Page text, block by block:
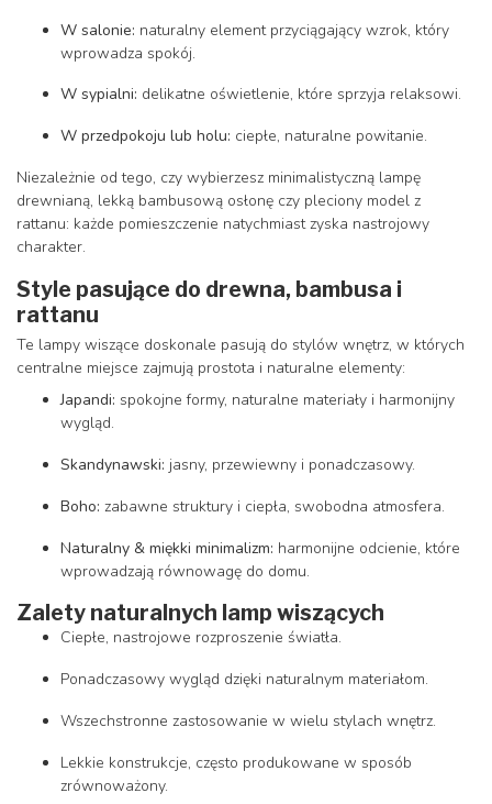
W salonie: naturalny element przyciągający wzrok, który
wprowadza spokój.
W sypialni: delikatne oświetlenie, które sprzyja relaksowi.
W przedpokoju lub holu: ciepłe, naturalne powitanie.
Niezależnie od tego, czy wybierzesz minimalistyczną lampę
drewnianą, lekką bambusową osłonę czy pleciony model z
rattanu: każde pomieszczenie natychmiast zyska nastrojowy
charakter.
Style pasujące do drewna, bambusa i
rattanu
Te lampy wiszące doskonale pasują do stylów wnętrz, w których
centralne miejsce zajmują prostota i naturalne elementy:
Japandi: spokojne formy, naturalne materiały i harmonijny
wygląd.
Skandynawski: jasny, przewiewny i ponadczasowy.
Boho: zabawne struktury i ciepła, swobodna atmosfera.
Naturalny & miękki minimalizm: harmonijne odcienie, które
wprowadzają równowagę do domu.
Zalety naturalnych lamp wiszących
Ciepłe, nastrojowe rozproszenie światła.
Ponadczasowy wygląd dzięki naturalnym materiałom.
Wszechstronne zastosowanie w wielu stylach wnętrz.
Lekkie konstrukcje, często produkowane w sposób
zrównoważony.